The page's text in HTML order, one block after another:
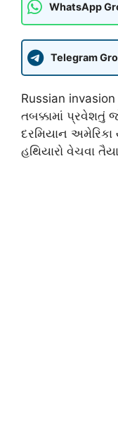
WhatsApp
Telegram
Russian
તબક્કામાં પ્રવેશતું
દરમિયાન
હથિયારો વેચવા